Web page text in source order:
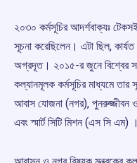
২০৩০ কর্মসূচির আদর্শবাক্যঃ
সূচনা করেছিলেন। এটা ছিল,
অগ্রদূত। ২০১৫-র জুনে বিশ্বের
কল্যানমূলক কর্মসূচির মাধ্যমে তার
আবাস যোজনা (নগর),
এবং স্মার্ট সিটি মিশন (এস সি এম) ।